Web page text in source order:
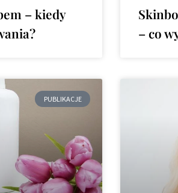
– kiedy
– co
PUBLIKACJE